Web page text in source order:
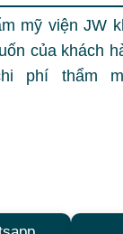
mỹ viện JW
của khách
phí thẩm